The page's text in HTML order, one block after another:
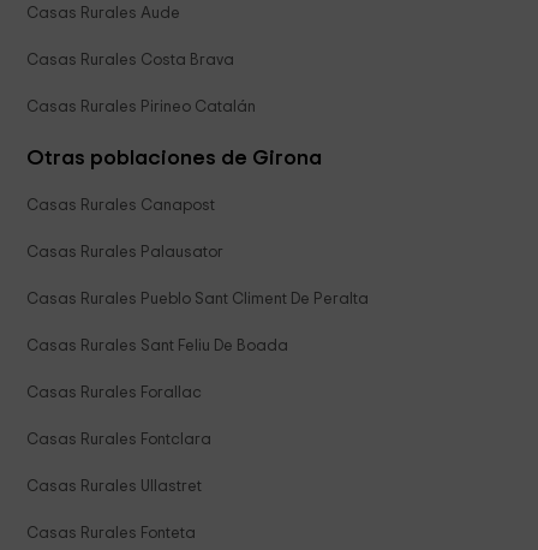
Casas Rurales Aude
Casas Rurales Costa Brava
Casas Rurales Pirineo Catalán
Otras poblaciones de Girona
Casas Rurales Canapost
Casas Rurales Palausator
Casas Rurales Pueblo Sant Climent De Peralta
Casas Rurales Sant Feliu De Boada
Casas Rurales Forallac
Casas Rurales Fontclara
Casas Rurales Ullastret
Casas Rurales Fonteta